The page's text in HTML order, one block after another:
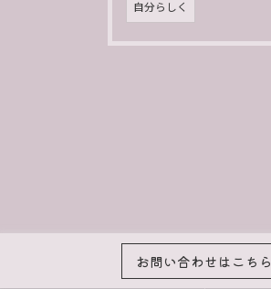
自分らしく
お問い合わせはこちら